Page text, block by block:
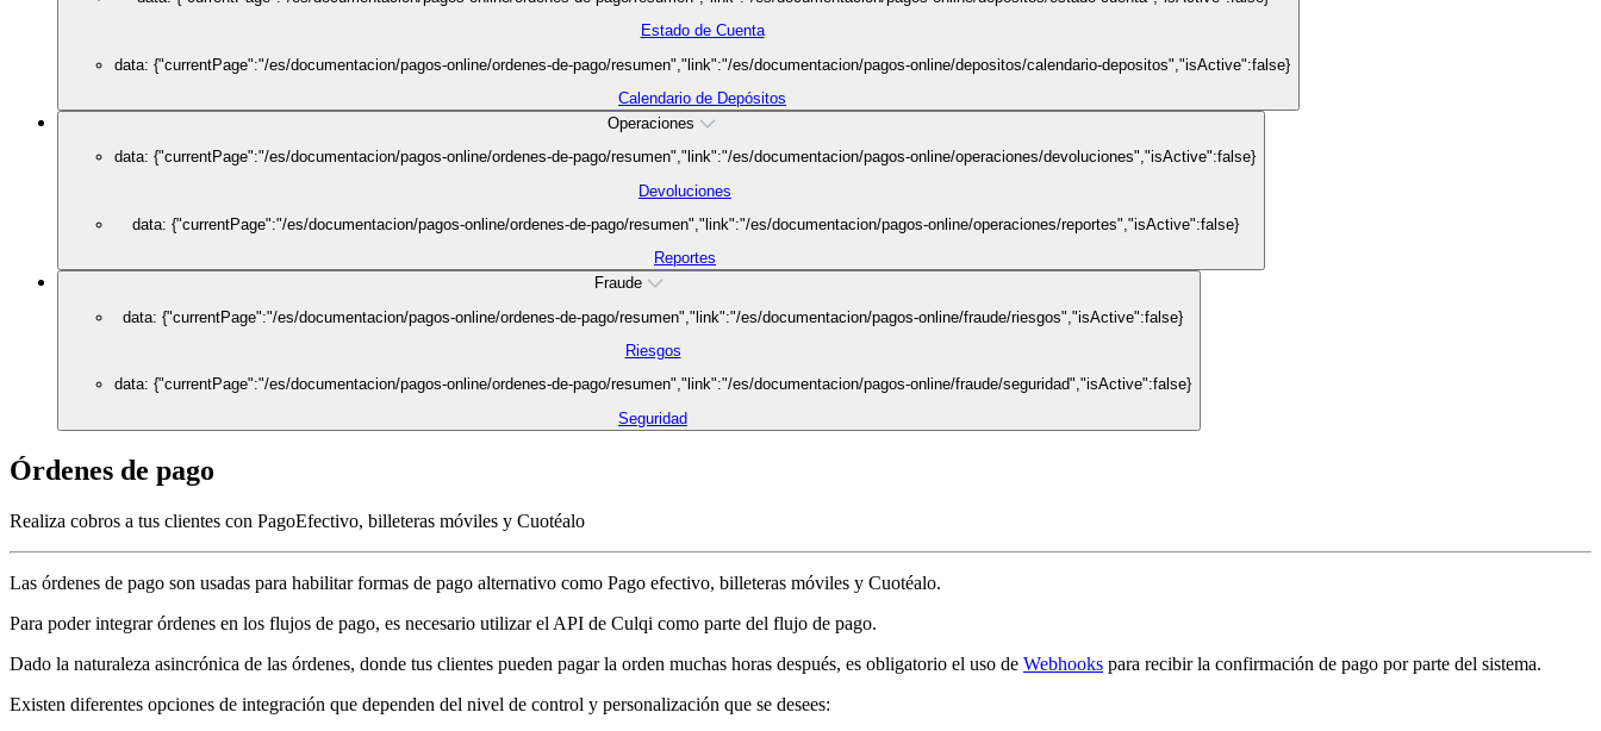
Estado de Cuenta
data: {"currentPage":"/es/documentacion/pagos-online/ordenes-de-pago/resumen","link":"/es/documentacion/pagos-online/depositos/calendario-depositos","isActive":false}
Calendario de Depósitos
Operaciones
data: {"currentPage":"/es/documentacion/pagos-online/ordenes-de-pago/resumen","link":"/es/documentacion/pagos-online/operaciones/devoluciones","isActive":false}
Devoluciones
data: {"currentPage":"/es/documentacion/pagos-online/ordenes-de-pago/resumen","link":"/es/documentacion/pagos-online/operaciones/reportes","isActive":false}
Reportes
Fraude
data: {"currentPage":"/es/documentacion/pagos-online/ordenes-de-pago/resumen","link":"/es/documentacion/pagos-online/fraude/riesgos","isActive":false}
Riesgos
data: {"currentPage":"/es/documentacion/pagos-online/ordenes-de-pago/resumen","link":"/es/documentacion/pagos-online/fraude/seguridad","isActive":false}
Seguridad
Órdenes de pago
Realiza cobros a tus clientes con PagoEfectivo, billeteras móviles y Cuotéalo
Las órdenes de pago son usadas para habilitar formas de pago alternativo como Pago efectivo, billeteras móviles y Cuotéalo.
Para poder integrar órdenes en los flujos de pago, es necesario utilizar el API de Culqi como parte del flujo de pago.
Dado la naturaleza asincrónica de las órdenes, donde tus clientes pueden pagar la orden muchas horas después, es obligatorio el uso de Webhooks para recibir la confirmación de pago por parte del sistema.
Existen diferentes opciones de integración que dependen del nivel de control y personalización que se desees: